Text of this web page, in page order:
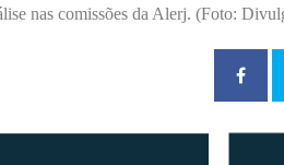
nas comissões da Alerj. (Foto: